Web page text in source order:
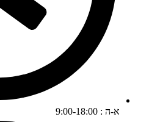
א-ה : 9:00-18:00